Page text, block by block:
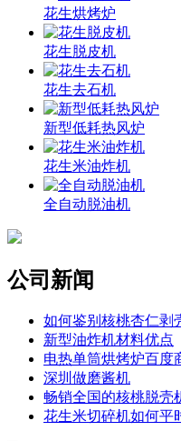
花生烘烤炉
花生脱皮机
花生去石机
新型低耗热风炉
花生米油炸机
全自动脱油机
公司新闻
如何鉴别核桃杏仁剥
新型油炸机材料优点
电热单筒烘烤炉百度
深圳做磨酱机
畅销全国的核桃脱壳
花生米切碎机如何平